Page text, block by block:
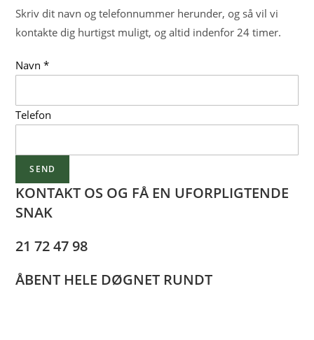
Skriv dit navn og telefonnummer herunder, og så vil vi
kontakte dig hurtigst muligt, og altid indenfor 24 timer.
Navn*
T
l
f
o
N
v
Telefon
SEND
KONTAKT OS OG FÅ EN UFORPLIGTENDE
SNAK
21 72 47 98
ÅBENT HELE DØGNET RUNDT